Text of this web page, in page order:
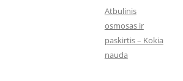
Atbulinis
osmosas ir
paskirtis – Kokia
nauda